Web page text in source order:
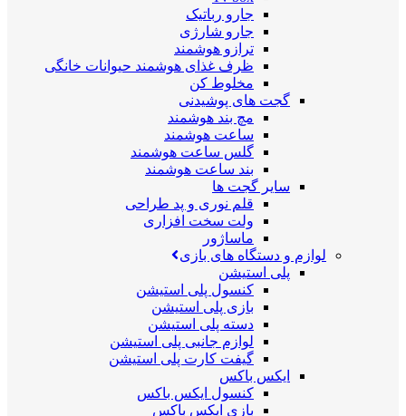
جارو رباتیک
جارو شارژی
ترازو هوشمند
ظرف غذای هوشمند حیوانات خانگی
مخلوط کن
گجت های پوشیدنی
مچ بند هوشمند
ساعت هوشمند
گلس ساعت هوشمند
بند ساعت هوشمند
سایر گجت ها
قلم نوری و پد طراحی
ولت سخت افزاری
ماساژور
لوازم و دستگاه های بازی
پلی استیشن
کنسول پلی استیشن
بازی پلی استیشن
دسته پلی استیشن
لوازم جانبی پلی استیشن
گیفت کارت پلی استیشن
ایکس باکس
کنسول ایکس باکس
بازی ایکس باکس